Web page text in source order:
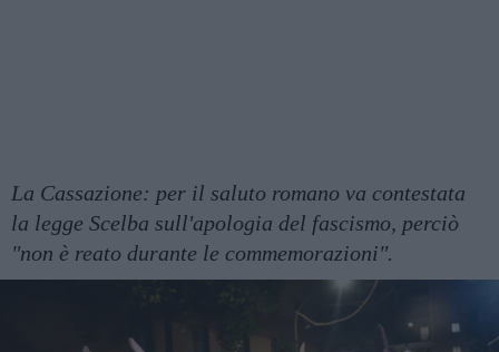
La Cassazione: per il saluto romano va contestata
la legge Scelba sull'apologia del fascismo, perciò
"non è reato durante le commemorazioni".